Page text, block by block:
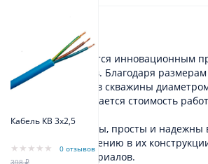
Кабель КВ 3х2,5
0 отзывов
Описание
Насосы 3ST являются инновационным
дюймовых насосов. Благодаря
возможен монтаж в скважины
тем самым сокращается стоимость
Насосы экономичны, просты и надежны
благодаря применению в их
технологий и материалов.